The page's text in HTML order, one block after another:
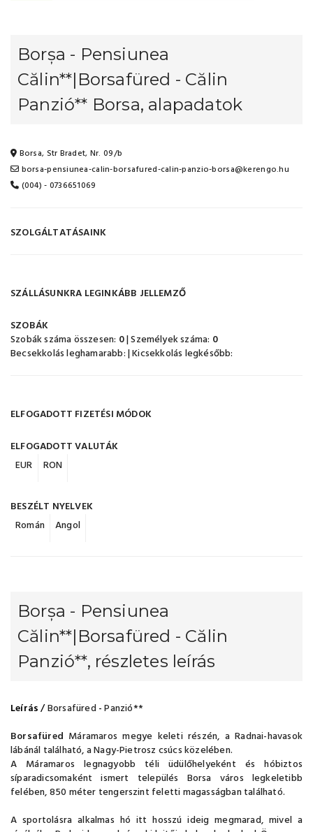
Borșa - Pensiunea
Călin**|Borsafüred - Călin
Panzió** Borsa, alapadatok
Borsa, Str Bradet, Nr. 09/b
borsa-pensiunea-calin-borsafured-calin-panzio-borsa@kerengo.hu
(004) - 0736651069
SZOLGÁLTATÁSAINK
SZÁLLÁSUNKRA LEGINKÁBB JELLEMZŐ
SZOBÁK
Szobák száma összesen: 0| Személyek száma: 0
Becsekkolás leghamarabb:| Kicsekkolás legkésőbb:
ELFOGADOTT FIZETÉSI MÓDOK
ELFOGADOTT VALUTÁK
EUR
RON
BESZÉLT NYELVEK
Román
Angol
Borșa - Pensiunea
Călin**|Borsafüred - Călin
Panzió**, részletes leírás
Leírás/Borsafüred-Panzió**
Borsafüred Máramaros megye keleti részén, a Radnai-havasok
lábánál található, a Nagy-Pietrosz csúcs közelében.
A Máramaros legnagyobb téli üdülőhelyeként és hóbiztos
síparadicsomaként ismert település Borsa város legkeletibb
felében, 850 méter tengerszint feletti magasságban található.
A sportolásra alkalmas hó itt hosszú ideig megmarad, mivel a